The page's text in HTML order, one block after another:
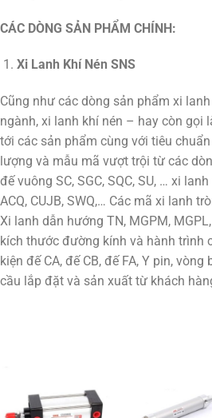
CÁC DÒNG SẢN PHẨM CHÍNH:
Xi Lanh Khí Nén SNS
Cũng như các dòng sản phẩm xi
ngành, xi lanh khí nén – hay còn gọi
tới các sản phẩm cùng với tiêu
lượng và mẫu mã vượt trội từ các
đế vuông SC, SGC, SQC, SU, … xi
ACQ, CUJB, SWQ,… Các mã xi lanh
Xi lanh dẫn hướng TN, MGPM,
kích thước đường kính và hành trình
kiện đế CA, đế CB, đế FA, Y pin,
cầu lắp đặt và sản xuất từ khách